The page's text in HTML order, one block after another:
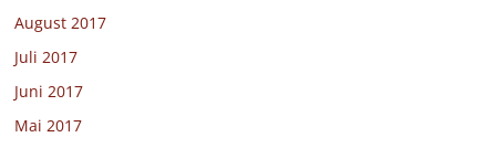
August 2017
Juli 2017
Juni 2017
Mai 2017